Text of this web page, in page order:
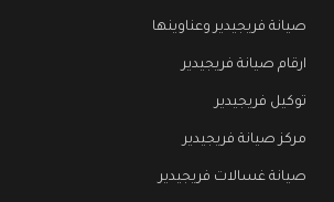
صيانة فريجيدير وعناوينها
ارقام صيانة فريجيدير
توكيل فريجيدير
مركز صيانة فريجيدير
صيانة غسالات فريجيدير